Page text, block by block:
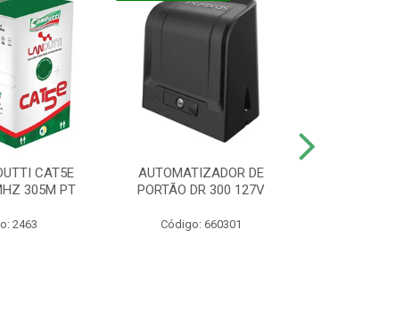
CAT5E
305M PT
2463
AUTOMATIZADOR DE
PORTÃO DR 300 127V
Código: 660301